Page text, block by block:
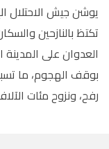
يوشن جيش الاحتلال
تكتظ بالنازحين
العدوان على
بوقف الهجوم، ما
رفح، ونزوح مئات